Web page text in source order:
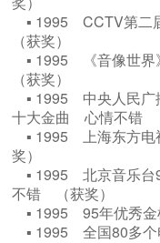
▪ 1995 CCTV第二
（获奖）
▪ 1995 《音像世界
（获奖）
▪ 1995 中央人民广
十大金曲 心情不错
▪ 1995 上海东方
奖）
▪ 1995 北京音乐台
不错 （获奖）
▪ 1995 95年优秀
▪ 1995 全国80多个